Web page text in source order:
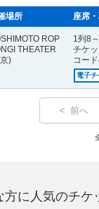
場所 座席
ROP
THEATER
)
1列8
チケ
コー
電子チ
< 前へ
に人気のチケ